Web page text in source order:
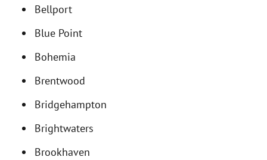
Bellport
Blue Point
Bohemia
Brentwood
Bridgehampton
Brightwaters
Brookhaven